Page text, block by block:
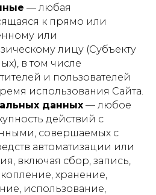
— любая
к прямо или
или
лицу (Субъекту
в том числе
и пользователей
использования Сайта.
данных — любое
действий с
совершаемых с
автоматизации или
включая сбор, запись,
хранение,
использование,